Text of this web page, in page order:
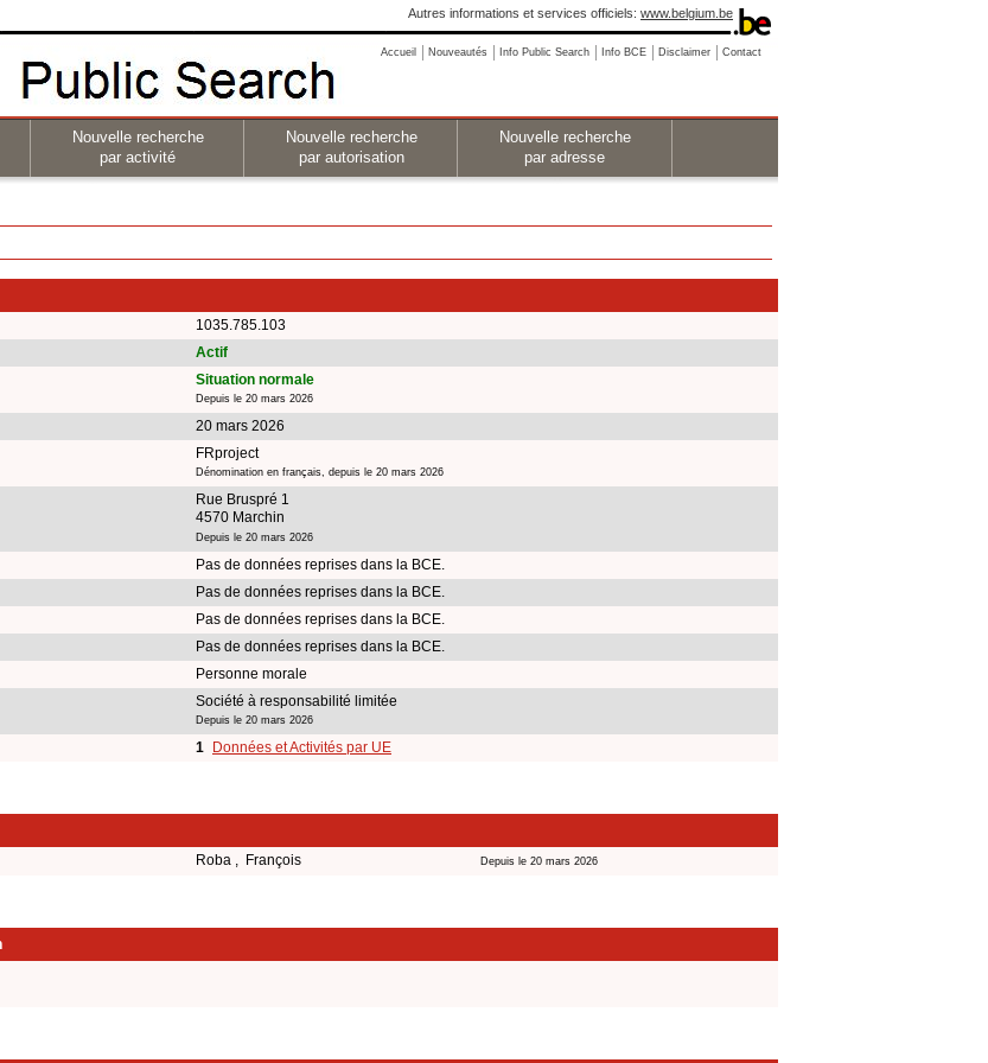
Autres informations et services officiels: www.belgium.be
Accueil Nouveautés Info Public Search Info BCE Disclaimer Contact
Nouvelle recherche
par activité
Nouvelle recherche
par autorisation
Nouvelle recherche
par adresse
1035.785.103
Actif
Situation normale
Depuis le 20 mars 2026
20 mars 2026
FRproject
Dénomination en français, depuis le 20 mars 2026
Rue Bruspré 1
4570 Marchin
Depuis le 20 mars 2026
Pas de données reprises dans la BCE.
Pas de données reprises dans la BCE.
Pas de données reprises dans la BCE.
Pas de données reprises dans la BCE.
Personne morale
Société à responsabilité limitée
Depuis le 20 mars 2026
1 Données et Activités par UE
Roba , François Depuis le 20 mars 2026